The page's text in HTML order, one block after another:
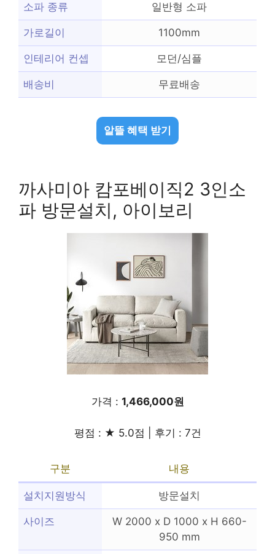
소파 종류 일반형 소파
가로길이 1100mm
인테리어 컨셉 모던/심플
배송비 무료배송
알뜰 혜택 받기
까사미아 캄포베이직2 3인소
파 방문설치, 아이보리
가격 : 1,466,000원
평점 : ★ 5.0점 | 후기 : 7건
구분 내용
설치지원방식 방문설치
사이즈
W 2000 x D 1000 x H 660-
950 mm